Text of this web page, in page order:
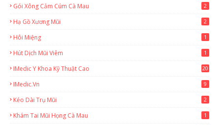
Gói Xông Cảm Cúm Cà Mau 2
Hạ Gồ Xương Mũi 2
Hôi Miệng 1
Hút Dịch Mũi Viêm 1
IMedic Y Khoa Kỹ Thuật Cao
20
IMedic.vn 9
Kéo Dài Trụ Mũi 2
Khám Tai Mũi Họng Cà Mau 1